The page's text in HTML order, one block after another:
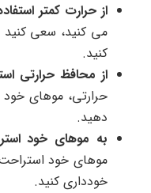
از حرارت کمتر
می کنید، سعی کنید
کنید.
از محافظ حرارتی
حرارتی، موهای
دهید.
به موهای خود
موهای خود استراحت
خودداری کنید.